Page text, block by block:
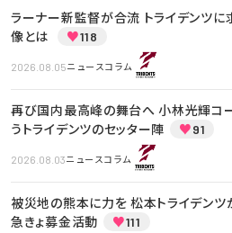
ラーナー新監督が合流 トライデンツに
像とは
♥118
2026.08.05ニュースコラム
再び国内最高峰の舞台へ 小林光輝コ
うトライデンツのセッター陣
♥91
2026.08.03ニュースコラム
被災地の熊本に力を 松本トライデンツ
急きょ募金活動
♥111